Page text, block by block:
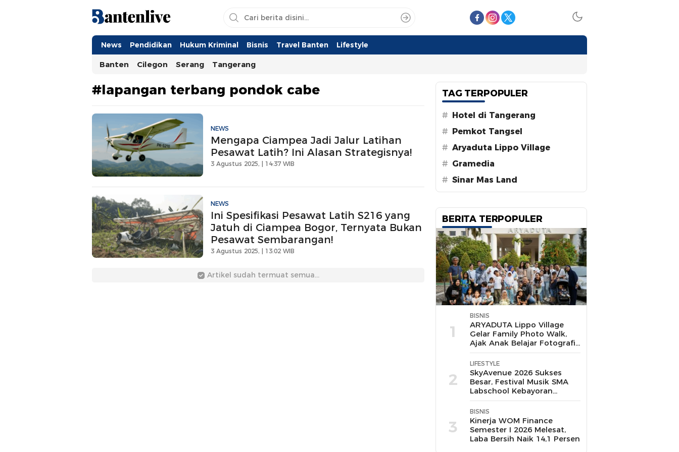
Bantenlive.com
Informasi Banten Terkini
News Pendidikan Hukum Kriminal Bisnis Travel Banten Lifestyle
Banten Cilegon Serang Tangerang
#lapangan terbang pondok cabe
NEWS
Mengapa Ciampea Jadi Jalur Latihan
Pesawat Latih? Ini Alasan Strategisnya!
3 Agustus 2025, | 14:37 WIB
NEWS
Ini Spesifikasi Pesawat Latih S216 yang
Jatuh di Ciampea Bogor, Ternyata Bukan
Pesawat Sembarangan!
3 Agustus 2025, | 13:02 WIB
Artikel sudah termuat semua...
TAG TERPOPULER
# Hotel di Tangerang
# Pemkot Tangsel
# Aryaduta Lippo Village
# Gramedia
# Sinar Mas Land
BERITA TERPOPULER
1
BISNIS
ARYADUTA Lippo Village
Gelar Family Photo Walk,
Ajak Anak Belajar Fotografi
Sambil Bermain
2
LIFESTYLE
SkyAvenue 2026 Sukses
Besar, Festival Musik SMA
Labschool Kebayoran
Pecahkan Rekor MURI dan
Tiket 7.000 Ludes Terjual
3
BISNIS
Kinerja WOM Finance
Semester I 2026 Melesat,
Laba Bersih Naik 14,1 Persen